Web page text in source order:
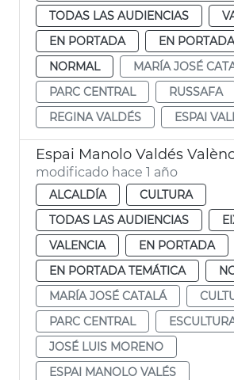
TODAS LAS AUDIENCIAS
EN PORTADA
EN
NORMAL
MARÍA JOSÉ
PARC CENTRAL
RUSSAFA
REGINA VALDÉS
ESPAI
Espai Manolo Valdés
modificado hace 1 año
ALCALDÍA
CULTURA
TODAS LAS AUDIENCIAS
VALENCIA
EN PORTADA
EN PORTADA TEMÁTICA
MARÍA JOSÉ CATALÁ
PARC CENTRAL
JOSÉ LUIS MORENO
ESPAI MANOLO VALÉS